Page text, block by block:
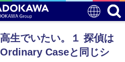
生でいたい。１ 探偵は
Caseと同じシ